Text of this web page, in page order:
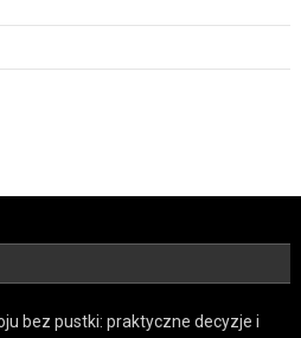
bez pustki: praktyczne decyzje i